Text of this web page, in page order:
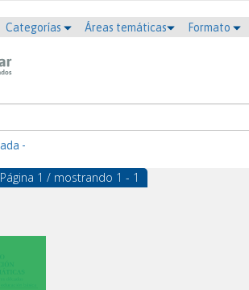
Categorías Áreas temáticas Formato
-
1 / mostrando 1 - 1